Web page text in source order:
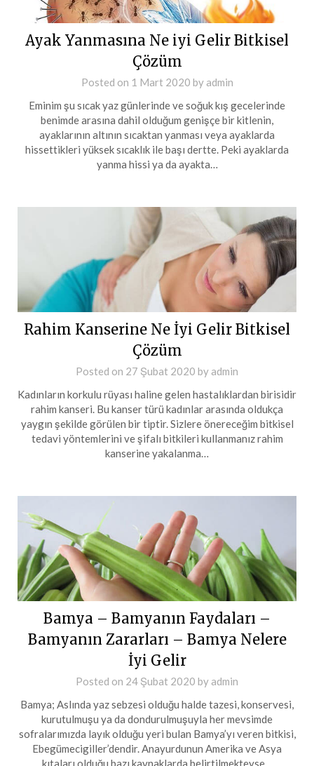
Ayak Yanmasına Ne iyi Gelir Bitkisel
Çözüm
Posted on 1 Mart 2020 by admin
Eminim şu sıcak yaz günlerinde ve soğuk kış gecelerinde
benimde arasına dahil olduğum genişçe bir kitlenin,
ayaklarının altının sıcaktan yanması veya ayaklarda
hissettikleri yüksek sıcaklık ile başı dertte. Peki ayaklarda
yanma hissi ya da ayakta…
Rahim Kanserine Ne İyi Gelir Bitkisel
Çözüm
Posted on 27 Şubat 2020 by admin
Kadınların korkulu rüyası haline gelen hastalıklardan birisidir
rahim kanseri. Bu kanser türü kadınlar arasında oldukça
yaygın şekilde görülen bir tiptir. Sizlere önereceğim bitkisel
tedavi yöntemlerini ve şifalı bitkileri kullanmanız rahim
kanserine yakalanma…
Bamya – Bamyanın Faydaları –
Bamyanın Zararları – Bamya Nelere
İyi Gelir
Posted on 24 Şubat 2020 by admin
Bamya; Aslında yaz sebzesi olduğu halde tazesi, konservesi,
kurutulmuşu ya da dondurulmuşuyla her mevsimde
sofralarımızda layık olduğu yeri bulan Bamya’yı veren bitkisi,
Ebegümecigiller’dendir. Anayurdunun Amerika ve Asya
kıtaları olduğu bazı kaynaklarda belirtilmekteyse…